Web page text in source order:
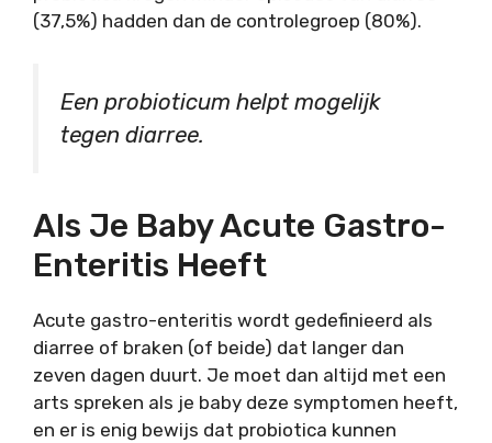
(37,5%) hadden dan de controlegroep (80%).
Een probioticum helpt mogelijk
tegen diarree.
Als Je Baby Acute Gastro-
Enteritis Heeft
Acute gastro-enteritis wordt gedefinieerd als
diarree of braken (of beide) dat langer dan
zeven dagen duurt. Je moet dan altijd met een
arts spreken als je baby deze symptomen heeft,
en er is enig bewijs dat probiotica kunnen